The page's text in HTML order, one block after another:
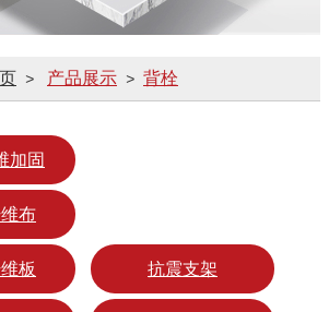
> 产品展示 > 背栓
加固
布
板 抗震支架